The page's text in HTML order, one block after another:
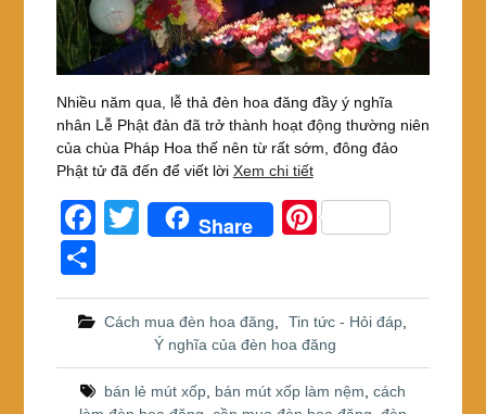
Nhiều năm qua, lễ thả đèn hoa đăng đầy ý nghĩa
nhân Lễ Phật đản đã trở thành hoạt động thường niên
của chùa Pháp Hoa thế nên từ rất sớm, đông đảo
Phật tử đã đến để viết lời Xem chi tiết
F
a
c
e
o
T
er
Share
Pi
e
st
h
ar
e
Cách mua đèn hoa đăng Tin tức - Hỏi đáp
Ý nghĩa của đèn hoa đăng
bán lẻ mút xốp, bán mút xốp làm nệm cách